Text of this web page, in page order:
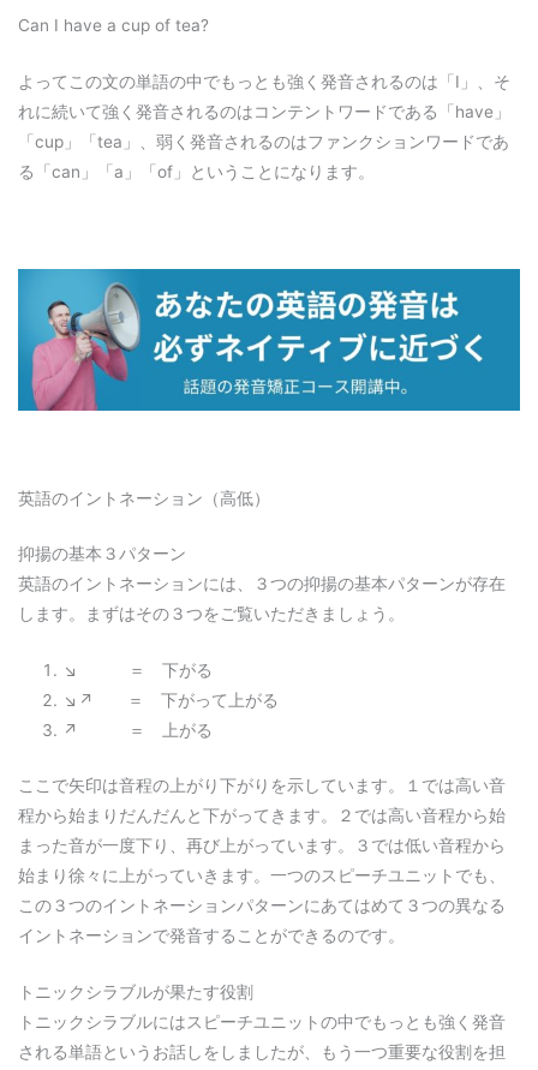
Can I have a cup of tea?
よってこの文の単語の中でもっとも強く発音されるのは「I」、そ
れに続いて強く発音されるのはコンテントワードである「have」
「cup」「tea」、弱く発音されるのはファンクションワードであ
る「can」「a」「of」ということになります。
英語のイントネーション（高低）
抑揚の基本３パターン
英語のイントネーションには、３つの抑揚の基本パターンが存在
します。まずはその３つをご覧いただきましょう。
↘︎ ＝ 下がる
↘︎↗︎ ＝ 下がって上がる
↗︎ ＝ 上がる
ここで矢印は音程の上がり下がりを示しています。１では高い音
程から始まりだんだんと下がってきます。２では高い音程から始
まった音が一度下り、再び上がっています。３では低い音程から
始まり徐々に上がっていきます。一つのスピーチユニットでも、
この３つのイントネーションパターンにあてはめて３つの異なる
イントネーションで発音することができるのです。
トニックシラブルが果たす役割
トニックシラブルにはスピーチユニットの中でもっとも強く発音
される単語というお話しをしましたが、もう一つ重要な役割を担